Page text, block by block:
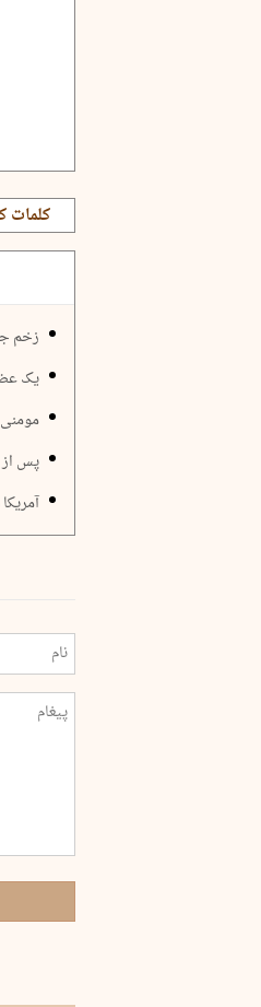
کلمات
زخم جنگ بر
یک
مومنی: ۷۵درصد از کل پهنه سرزمینی ایران دچار
پس از 13 سال ممنوعیت: مصوبه واردات انواع خودرو ابلاغ شد